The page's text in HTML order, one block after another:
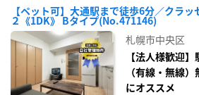
【ペット可】大通駅まで徒歩6分／クラ
２《1DK》 Bタイプ(No.471146)
札幌市中央区
【法人様歓迎
（有線・無線
にオススメ